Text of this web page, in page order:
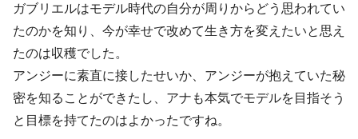
ガブリエルはモデル時代の自分が周りからどう思われてい
たのかを知り、今が幸せで改めて生き方を変えたいと思え
たのは収穫でした。
アンジーに素直に接したせいか、アンジーが抱えていた秘
密を知ることができたし、アナも本気でモデルを目指そう
と目標を持てたのはよかったですね。